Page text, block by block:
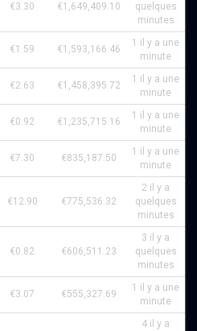
€3.30 €1,649,409.10
quelques
minutes
€1.59 €1,593,166.46
1 il y a une
minute
€2.63 €1,458,395.72
1 il y a une
minute
€0.92 €1,235,715.16
1 il y a une
minute
€7.30 €835,187.50
1 il y a une
minute
€12.90 €775,536.32
2 il y a
quelques
minutes
€0.82 €606,511.23
3 il y a
quelques
minutes
€3.07 €555,327.69
1 il y a une
minute
4 il y a